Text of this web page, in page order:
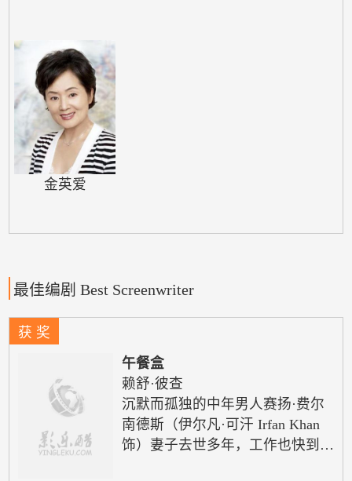
金英爱
最佳编剧 Best Screenwriter
获 奖
午餐盒
赖舒·彼查
沉默而孤独的中年男人赛扬·费尔
南德斯（伊尔凡·可汗 Irfan Khan
饰）妻子去世多年，工作也快到了